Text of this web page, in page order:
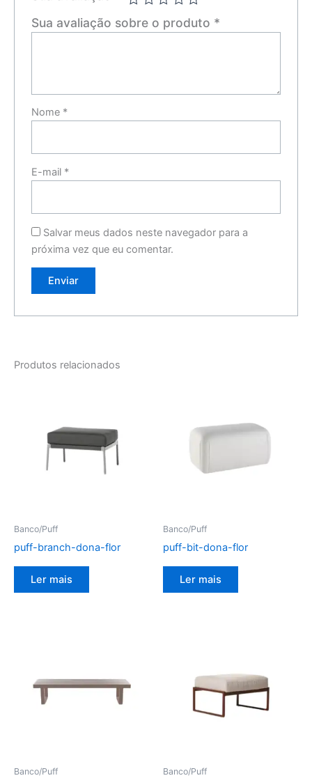
Sua avaliação sobre o produto *
Nome *
E-mail *
Salvar meus dados neste navegador para a
próxima vez que eu comentar.
Produtos relacionados
Banco/Puff
puff-branch-dona-flor
Ler mais
Banco/Puff
puff-bit-dona-flor
Ler mais
Banco/Puff Banco/Puff